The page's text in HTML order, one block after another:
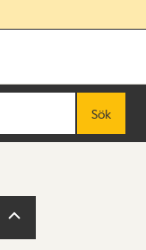
Sök